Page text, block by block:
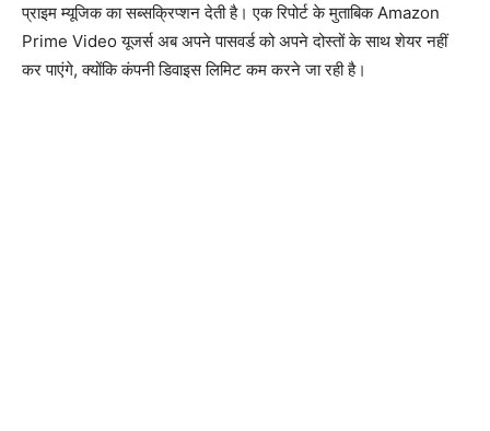
प्राइम म्यूजिक का सब्सक्रिप्शन देती है। एक रिपोर्ट के मुताबिक Amazon
Prime Video यूजर्स अब अपने पासवर्ड को अपने दोस्तों के साथ शेयर नहीं
कर पाएंगे, क्योंकि कंपनी डिवाइस लिमिट कम करने जा रही है।